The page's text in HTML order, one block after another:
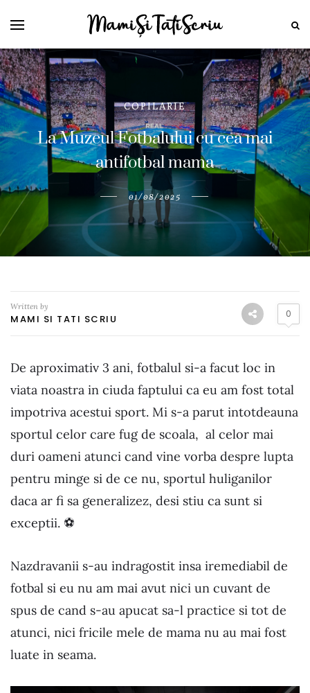
COPILARIE
La Muzeul Fotbalului cu cea mai
antifotbal mama
01/08/2025
Written by
MAMI SI TATI SCRIU 0
De aproximativ 3 ani, fotbalul si-a facut loc in
viata noastra in ciuda faptului ca eu am fost total
impotriva acestui sport. Mi s-a parut intotdeauna
sportul celor care fug de scoala, al celor mai
duri oameni atunci cand vine vorba despre lupta
pentru minge si de ce nu, sportul huliganilor
daca ar fi sa generalizez, desi stiu ca sunt si
exceptii. ⚽️
Nazdravanii s-au indragostit insa iremediabil de
fotbal si eu nu am mai avut nici un cuvant de
spus de cand s-au apucat sa-l practice si tot de
atunci, nici fricile mele de mama nu au mai fost
luate in seama.